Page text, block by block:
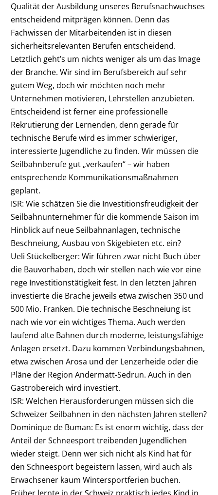
Qualität der Ausbildung unseres Berufsnachwuchses
entscheidend mitprägen können. Denn das
Fachwissen der Mitarbeitenden ist in diesen
sicherheitsrelevanten Berufen entscheidend.
Letztlich geht’s um nichts weniger als um das Image
der Branche. Wir sind im Berufsbereich auf sehr
gutem Weg, doch wir möchten noch mehr
Unternehmen motivieren, Lehrstellen anzubieten.
Entscheidend ist ferner eine professionelle
Rekrutierung der Lernenden, denn gerade für
technische Berufe wird es immer schwieriger,
interessierte Jugendliche zu finden. Wir müssen die
Seilbahnberufe gut „verkaufen“ – wir haben
entsprechende Kommunikationsmaßnahmen
geplant.
ISR: Wie schätzen Sie die Investitionsfreudigkeit der
Seilbahnunternehmer für die kommende Saison im
Hinblick auf neue Seilbahnanlagen, technische
Beschneiung, Ausbau von Skigebieten etc. ein?
Ueli Stückelberger: Wir führen zwar nicht Buch über
die Bauvorhaben, doch wir stellen nach wie vor eine
rege Investitionstätigkeit fest. In den letzten Jahren
investierte die Brache jeweils etwa zwischen 350 und
500 Mio. Franken. Die technische Beschneiung ist
nach wie vor ein wichtiges Thema. Auch werden
laufend alte Bahnen durch moderne, leistungsfähige
Anlagen ersetzt. Dazu kommen Verbindungsbahnen,
etwa zwischen Arosa und der Lenzerheide oder die
Pläne der Region Andermatt-Sedrun. Auch in den
Gastrobereich wird investiert.
ISR: Welchen Herausforderungen müssen sich die
Schweizer Seilbahnen in den nächsten Jahren stellen?
Dominique de Buman: Es ist enorm wichtig, dass der
Anteil der Schneesport treibenden Jugendlichen
wieder steigt. Denn wer sich nicht als Kind hat für
den Schneesport begeistern lassen, wird auch als
Erwachsener kaum Wintersportferien buchen.
Früher lernte in der Schweiz praktisch jedes Kind in